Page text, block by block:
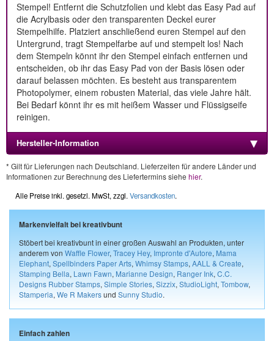
Stempel! Entfernt die Schutzfolien und klebt das Easy Pad auf
die Acrylbasis oder den transparenten Deckel eurer
Stempelhilfe. Platziert anschließend euren Stempel auf den
Untergrund, tragt Stempelfarbe auf und stempelt los! Nach
dem Stempeln könnt ihr den Stempel einfach entfernen und
entscheiden, ob ihr das Easy Pad von der Basis lösen oder
darauf belassen möchten. Es besteht aus transparentem
Photopolymer, einem robusten Material, das viele Jahre hält.
Bei Bedarf könnt ihr es mit heißem Wasser und Flüssigseife
reinigen.
Hersteller-Information
* Gilt für Lieferungen nach Deutschland. Lieferzeiten für andere Länder und
Informationen zur Berechnung des Liefertermins siehe hier.
Alle Preise inkl. gesetzl. MwSt, zzgl. Versandkosten.
Markenvielfalt bei kreativbunt
Stöbert bei kreativbunt in einer großen Auswahl an Produkten, unter
anderem von Waffle Flower, Tracey Hey, Impronte d'Autore, Mama
Elephant, Spellbinders Paper Arts, Whimsy Stamps, AALL & Create,
Stamping Bella, Lawn Fawn, Marianne Design, Ranger Ink, C.C.
Designs Rubber Stamps, Simple Stories, Sizzix, StudioLight, Tombow,
Stamperia, We R Makersund Sunny Studio.
Einfach zahlen